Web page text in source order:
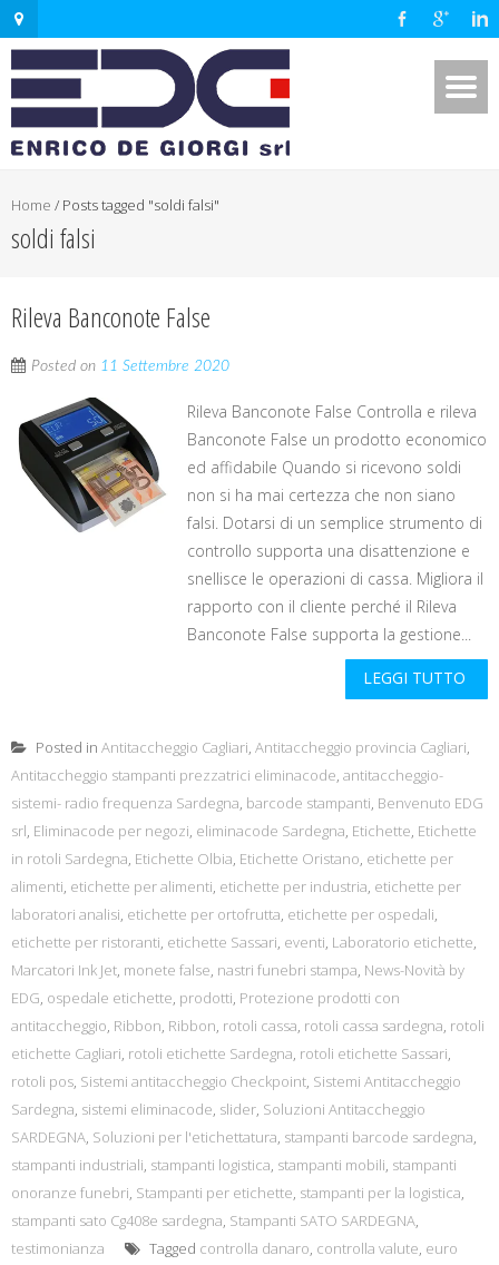
Home / Posts tagged "soldi falsi"
soldi falsi
Rileva Banconote False
Posted on 11 Settembre 2020
Rileva Banconote False Controlla e rileva
Banconote False un prodotto economico
ed affidabile Quando si ricevono soldi
non si ha mai certezza che non siano
falsi. Dotarsi di un semplice strumento di
controllo supporta una disattenzione e
snellisce le operazioni di cassa. Migliora il
rapporto con il cliente perché il Rileva
Banconote False supporta la gestione...
LEGGI TUTTO
Posted in Antitaccheggio Cagliari, Antitaccheggio provincia Cagliari,
Antitaccheggio stampanti prezzatrici eliminacode, antitaccheggio-
sistemi- radio frequenza Sardegna, barcode stampanti, Benvenuto EDG
srl, Eliminacode per negozi, eliminacode Sardegna, Etichette, Etichette
in rotoli Sardegna, Etichette Olbia, Etichette Oristano, etichette per
alimenti, etichette per alimenti, etichette per industria, etichette per
laboratori analisi, etichette per ortofrutta, etichette per ospedali,
etichette per ristoranti, etichette Sassari, eventi, Laboratorio etichette,
Marcatori Ink Jet, monete false, nastri funebri stampa, News-Novità by
EDG, ospedale etichette, prodotti, Protezione prodotti con
antitaccheggio, Ribbon, Ribbon, rotoli cassa, rotoli cassa sardegna, rotoli
etichette Cagliari, rotoli etichette Sardegna, rotoli etichette Sassari,
rotoli pos, Sistemi antitaccheggio Checkpoint, Sistemi Antitaccheggio
Sardegna, sistemi eliminacode, slider, Soluzioni Antitaccheggio
SARDEGNA, Soluzioni per l'etichettatura, stampanti barcode sardegna,
stampanti industriali, stampanti logistica, stampanti mobili, stampanti
onoranze funebri, Stampanti per etichette, stampanti per la logistica,
stampanti sato Cg408e sardegna, Stampanti SATO SARDEGNA,
testimonianza
Tagged controlla danaro, controlla valute, euro